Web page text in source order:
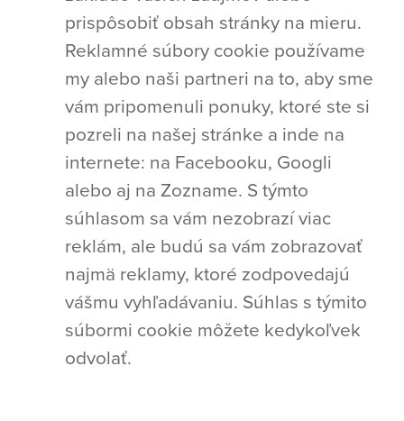
prispôsobiť obsah stránky na mieru.
Reklamné súbory cookie používame
my alebo naši partneri na to, aby sme
vám pripomenuli ponuky, ktoré ste si
pozreli na našej stránke a inde na
internete: na Facebooku, Googli
alebo aj na Zozname. S týmto
súhlasom sa vám nezobrazí viac
reklám, ale budú sa vám zobrazovať
najmä reklamy, ktoré zodpovedajú
vášmu vyhľadávaniu. Súhlas s týmito
súbormi cookie môžete kedykoľvek
odvolať.